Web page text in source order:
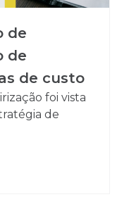
de
de
de custo
foi vista
de